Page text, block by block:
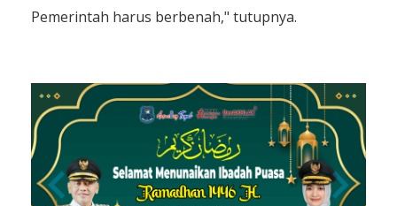
Pemerintah harus berbenah," tutupnya.